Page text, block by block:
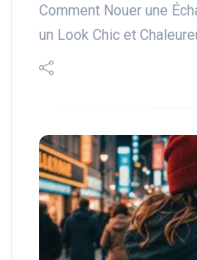
Comment Nouer une
un Look Chic et